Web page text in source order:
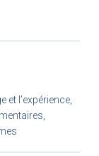
et l’expérience,